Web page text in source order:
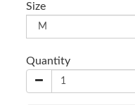
Size
Quantity